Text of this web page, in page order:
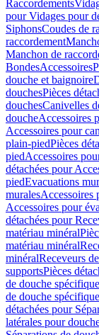
Raccordements
pour Vidages pour
SiphonsCoudes de
raccordement
Manchon de
BondesAccessoires
douche et baignoire
douchesPièces
douchesCanivelles
doucheAccessoires
Accessoires pour
plain-piedPièces
piedAccessoires
détachées pour
piedEvacuations
muralesAccessoires
Accessoires pour
détachées pour
matériau minéral
matériau minéral
minéralReceveurs
supportsPièces
de douche
de douche
détachées pour
latérales pour